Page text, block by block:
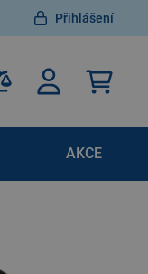
Přihlášení
AKCE